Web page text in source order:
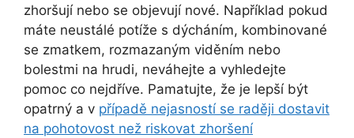
zhoršují nebo se objevují nové. Například pokud
máte neustálé potíže s dýcháním, kombinované
se zmatkem, rozmazaným viděním nebo
bolestmi na hrudi, neváhejte a vyhledejte
pomoc co nejdříve. Pamatujte, že je lepší být
opatrný a v případě nejasností se raději dostavit
na pohotovost než riskovat zhoršení